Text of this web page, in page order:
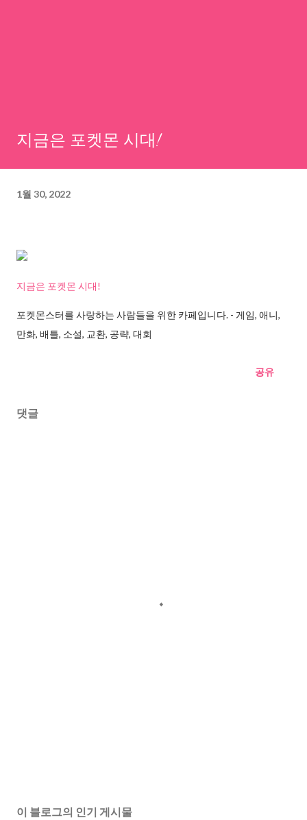
지금은 포켓몬 시대!
1월 30, 2022
지금은 포켓몬 시대!
포켓몬스터를 사랑하는 사람들을 위한 카페입니다. - 게임, 애니,
만화, 배틀, 소설, 교환, 공략, 대회
공유
댓글
이 블로그의 인기 게시물